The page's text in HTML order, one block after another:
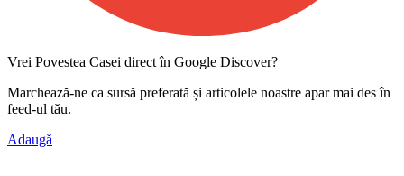
Vrei Povestea Casei direct în Google Discover?
Marchează-ne ca sursă preferată și articolele noastre apar mai des în
feed-ul tău.
Adaugă